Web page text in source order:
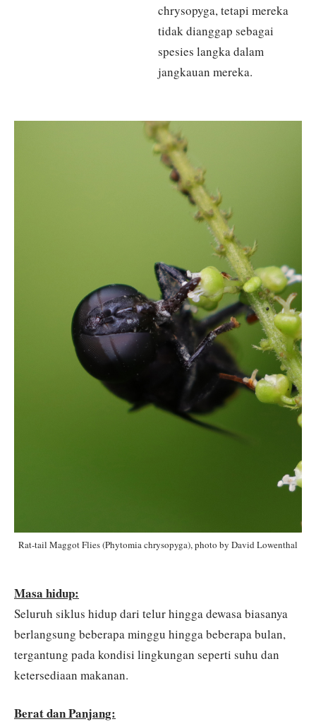
chrysopyga, tetapi mereka
tidak dianggap sebagai
spesies langka dalam
jangkauan mereka.
Rat-tail Maggot Flies (Phytomia chrysopyga), photo by David Lowenthal
Masa hidup:
Seluruh siklus hidup dari telur hingga dewasa biasanya
berlangsung beberapa minggu hingga beberapa bulan,
tergantung pada kondisi lingkungan seperti suhu dan
ketersediaan makanan.
Berat dan Panjang: